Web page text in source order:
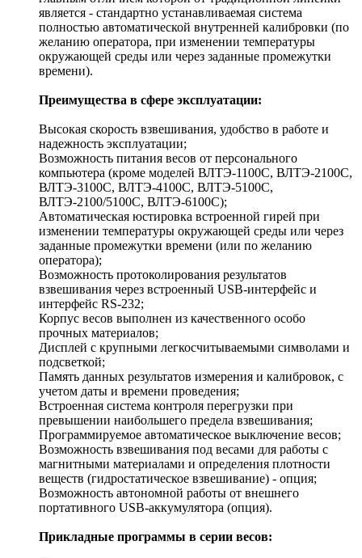
является - стандартно устанавливаемая система
полностью автоматической внутренней калибровки (по
желанию оператора, при изменении температуры
окружающей среды или через заданные промежутки
времени).
Преимущества в сфере эксплуатации:
Высокая скорость взвешивания, удобство в работе и
надежность эксплуатации;
Возможность питания весов от персонального
компьютера (кроме моделей ВЛТЭ-1100С, ВЛТЭ-2100С,
ВЛТЭ-3100С, ВЛТЭ-4100С, ВЛТЭ-5100С,
ВЛТЭ-2100/5100С, ВЛТЭ-6100С);
Автоматическая юстировка встроенной гирей при
изменении температуры окружающей среды или через
заданные промежутки времени (или по желанию
оператора);
Возможность протоколирования результатов
взвешивания через встроенный USB-интерфейс и
интерфейс RS-232;
Корпус весов выполнен из качественного особо
прочных материалов;
Дисплей с крупными легкосчитываемыми символами и
подсветкой;
Память данных результатов измерения и калибровок, с
учетом даты и времени проведения;
Встроенная система контроля перегрузки при
превышении наибольшего предела взвешивания;
Программируемое автоматическое выключение весов;
Возможность взвешивания под весами для работы с
магнитными материалами и определения плотности
веществ (гидростатическое взвешивание) - опция;
Возможность автономной работы от внешнего
портативного USB-аккумулятора (опция).
Прикладные программы в серии весов: